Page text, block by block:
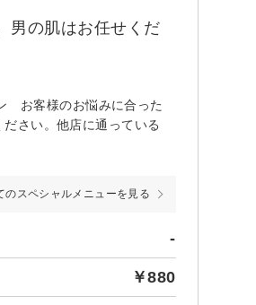
男の肌はお任せくだ
お客様のお悩みに合った
さい。他店に通っている
のスペシャルメニューを見る
-
￥880